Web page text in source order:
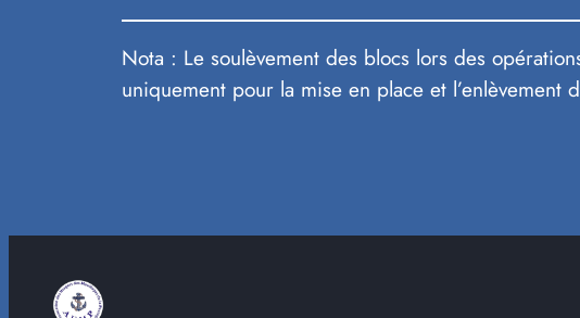
Nota : Le soulèvement des blocs lors des
uniquement pour la mise en place et l’enlèvement